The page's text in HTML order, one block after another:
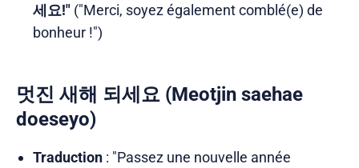
세요!"("Merci, soyez également comblé(e) de
bonheur !")
멋진 새해 되세요 (Meotjin saehae
doeseyo)
Traduction: "Passez une nouvelle année